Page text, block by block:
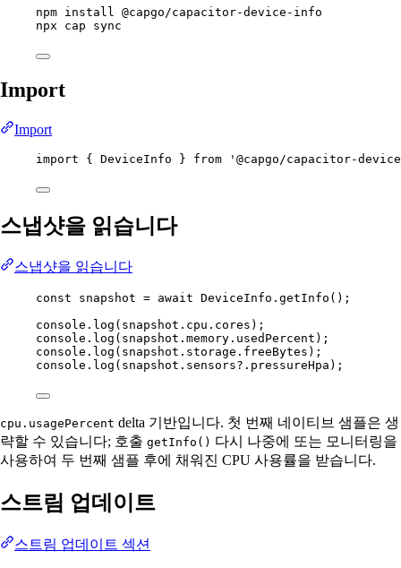
npm install
@capgo/capacitor-device-info
npx
cap sync
Import
Import
import { DeviceInfo } from '@capgo/capacitor-
스냅샷을 읽습니다
스냅샷을 읽습니다
const snapshot = await DeviceInfo. getInfo ();
console. log (snapshot.cpu.cores);
console. log (snapshot.memory.usedPercent);
console. log (snapshot.storage.freeBytes);
console. log (snapshot.sensors?.pressureHpa);
cpu.usagePercent delta 기반입니다. 첫 번째 네이티브 샘플은 생
략할 수 있습니다; 호출 getInfo() 다시 나중에 또는 모니터링을
사용하여 두 번째 샘플 후에 채워진 CPU 사용률을 받습니다.
스트림 업데이트
스트림 업데이트 섹션